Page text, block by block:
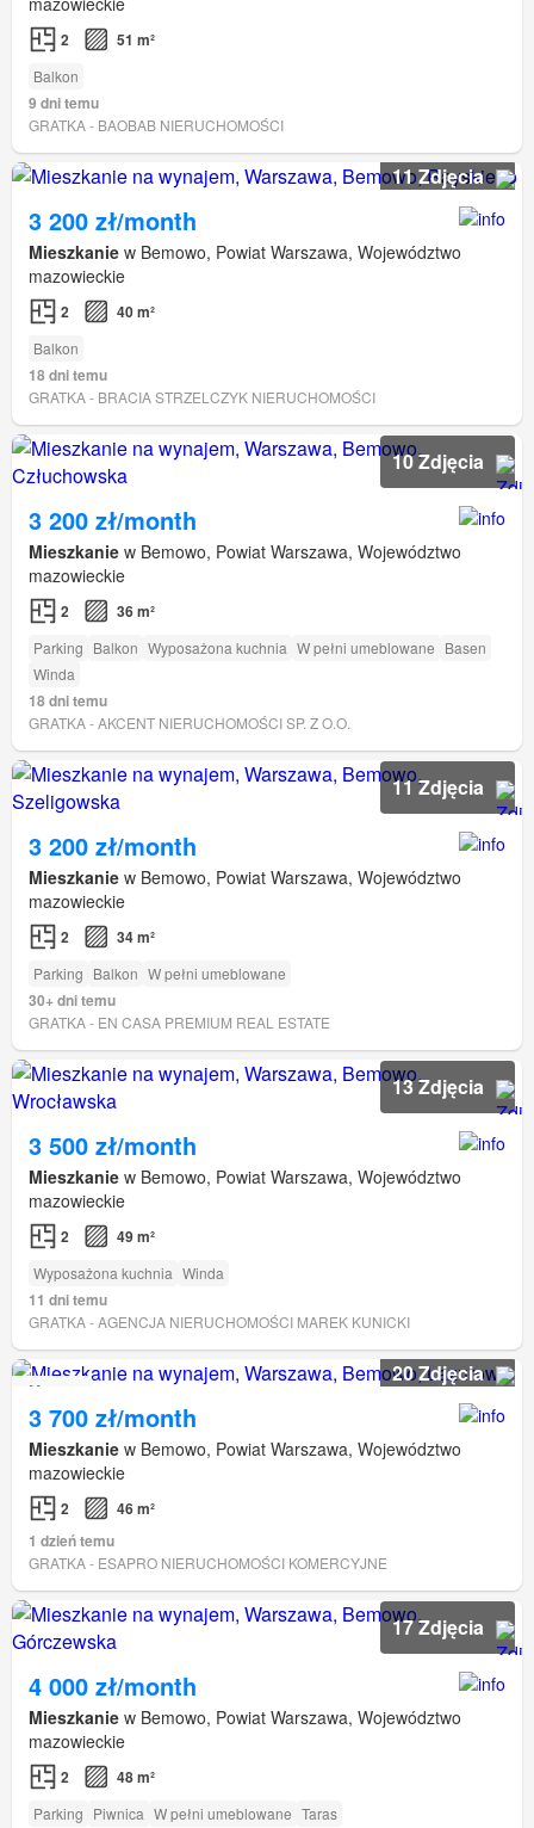
2 51 m²
Balkon
9 dni temu
GRATKA - BAOBAB NIERUCHOMOŚCI
11 Zdjęcia
3 200 zł/month
Mieszkanie w Bemowo, Powiat Warszawa, Województwo
mazowieckie
2 40 m²
Balkon
18 dni temu
GRATKA - BRACIA STRZELCZYK NIERUCHOMOŚCI
10 Zdjęcia
3 200 zł/month
Mieszkanie w Bemowo, Powiat Warszawa, Województwo
mazowieckie
2 36 m²
Parking Balkon Wyposażona kuchnia W pełni umeblowane Basen
Winda
18 dni temu
GRATKA - AKCENT NIERUCHOMOŚCI SP. Z O.O.
11 Zdjęcia
3 200 zł/month
Mieszkanie w Bemowo, Powiat Warszawa, Województwo
mazowieckie
2 34 m²
Parking Balkon W pełni umeblowane
30+ dni temu
GRATKA - EN CASA PREMIUM REAL ESTATE
13 Zdjęcia
3 500 zł/month
Mieszkanie w Bemowo, Powiat Warszawa, Województwo
mazowieckie
2 49 m²
Wyposażona kuchnia Winda
11 dni temu
GRATKA - AGENCJA NIERUCHOMOŚCI MAREK KUNICKI
Nowe
20 Zdjęcia
3 700 zł/month
Mieszkanie w Bemowo, Powiat Warszawa, Województwo
mazowieckie
2
46 m²
1 dzień temu
GRATKA - ESAPRO NIERUCHOMOŚCI KOMERCYJNE
17 Zdjęcia
4 000 zł/month
Mieszkanie w Bemowo, Powiat Warszawa, Województwo
mazowieckie
2 48 m²
Parking Piwnica W pełni umeblowane Taras